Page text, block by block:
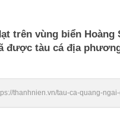
trên vùng biển Hoàng
được tàu cá địa
thanhnien.vn/tau-ca-quang-